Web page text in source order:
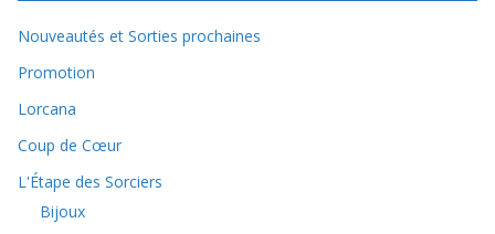
Nouveautés et Sorties prochaines
Promotion
Lorcana
Coup de Cœur
L'Étape des Sorciers
Bijoux